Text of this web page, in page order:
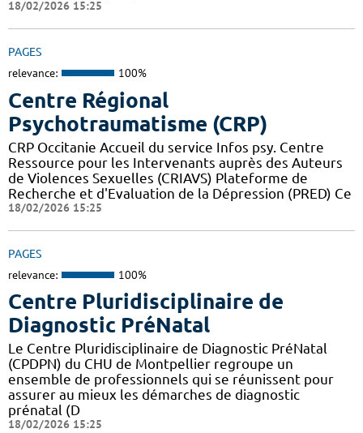
18/02/2026 15:25
PAGES
relevance: 100%
Centre Régional
Psychotraumatisme (CRP)
CRP Occitanie Accueil du service Infos psy. Centre
Ressource pour les Intervenants auprès des Auteurs
de Violences Sexuelles (CRIAVS) Plateforme de
Recherche et d'Evaluation de la Dépression (PRED) Ce
18/02/2026 15:25
PAGES
relevance: 100%
Centre Pluridisciplinaire de
Diagnostic PréNatal
Le Centre Pluridisciplinaire de Diagnostic PréNatal
(CPDPN) du CHU de Montpellier regroupe un
ensemble de professionnels qui se réunissent pour
assurer au mieux les démarches de diagnostic
prénatal (D
18/02/2026 15:25